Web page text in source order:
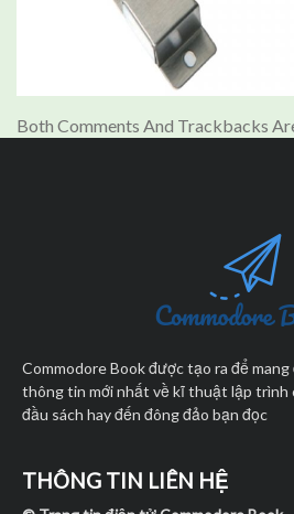
Both Comments And Trackbacks
Commodore Book được tạo ra để
thông tin mới nhất về kĩ thuật lập trình
đầu sách hay đến đông đảo bạn đọc
THÔNG TIN LIÊN HỆ